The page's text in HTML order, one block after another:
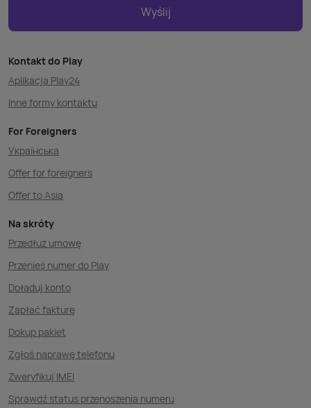
Wyślij
Kontakt do Play
Aplikacja Play24
Inne formy kontaktu
For Foreigners
Українська
Offer for foreigners
Offer to Asia
Na skróty
Przedłuż umowę
Przenieś numer do Play
Doładuj konto
Zapłać fakturę
Dokup pakiet
Zgłoś naprawę telefonu
Zweryfikuj IMEI
Sprawdź status przenoszenia numeru